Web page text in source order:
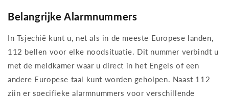
Belangrijke Alarmnummers
In Tsjechië kunt u, net als in de meeste Europese landen,
112 bellen voor elke noodsituatie. Dit nummer verbindt u
met de meldkamer waar u direct in het Engels of een
andere Europese taal kunt worden geholpen. Naast 112
zijn er specifieke alarmnummers voor verschillende